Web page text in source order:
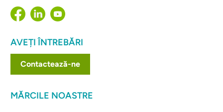
AVEȚI ÎNTREBĂRI
Contactează-ne
MĂRCILE NOASTRE